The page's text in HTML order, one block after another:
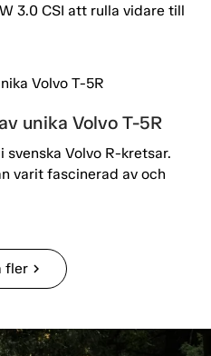
3.0 CSI att rulla vidare till
unika Volvo T-5R
Volvo R-kretsar.
varit fascinerad av och
flerchevron_right